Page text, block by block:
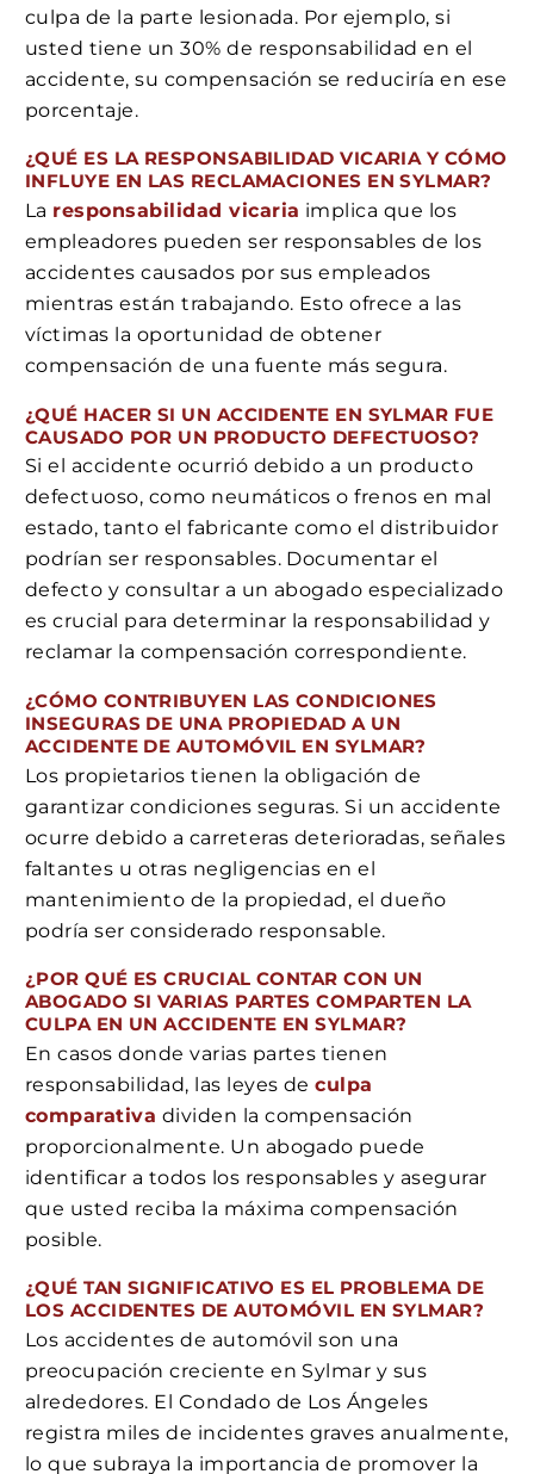
culpa de la parte lesionada. Por ejemplo, si
usted tiene un 30% de responsabilidad en el
accidente, su compensación se reduciría en ese
porcentaje.
¿QUÉ ES LA RESPONSABILIDAD VICARIA Y CÓMO
INFLUYE EN LAS RECLAMACIONES EN SYLMAR?
La responsabilidad vicaria implica que los
empleadores pueden ser responsables de los
accidentes causados por sus empleados
mientras están trabajando. Esto ofrece a las
víctimas la oportunidad de obtener
compensación de una fuente más segura.
¿QUÉ HACER SI UN ACCIDENTE EN SYLMAR FUE
CAUSADO POR UN PRODUCTO DEFECTUOSO?
Si el accidente ocurrió debido a un producto
defectuoso, como neumáticos o frenos en mal
estado, tanto el fabricante como el distribuidor
podrían ser responsables. Documentar el
defecto y consultar a un abogado especializado
es crucial para determinar la responsabilidad y
reclamar la compensación correspondiente.
¿CÓMO CONTRIBUYEN LAS CONDICIONES
INSEGURAS DE UNA PROPIEDAD A UN
ACCIDENTE DE AUTOMÓVIL EN SYLMAR?
Los propietarios tienen la obligación de
garantizar condiciones seguras. Si un accidente
ocurre debido a carreteras deterioradas, señales
faltantes u otras negligencias en el
mantenimiento de la propiedad, el dueño
podría ser considerado responsable.
¿POR QUÉ ES CRUCIAL CONTAR CON UN
ABOGADO SI VARIAS PARTES COMPARTEN LA
CULPA EN UN ACCIDENTE EN SYLMAR?
En casos donde varias partes tienen
responsabilidad, las leyes deculpa
comparativa dividen la compensación
proporcionalmente. Un abogado puede
identificar a todos los responsables y asegurar
que usted reciba la máxima compensación
posible.
¿QUÉ TAN SIGNIFICATIVO ES EL PROBLEMA DE
LOS ACCIDENTES DE AUTOMÓVIL EN SYLMAR?
Los accidentes de automóvil son una
preocupación creciente en Sylmar y sus
alrededores. El Condado de Los Ángeles
registra miles de incidentes graves anualmente,
lo que subraya la importancia de promover la